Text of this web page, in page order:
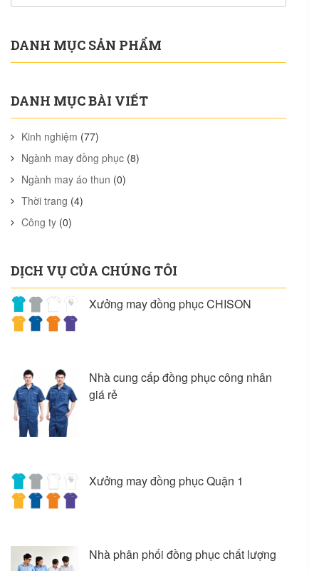
DANH MỤC SẢN PHẨM
DANH MỤC BÀI VIẾT
Kinh nghiệm (77)
Ngành may đồng phục (8)
Ngành may áo thun (0)
Thời trang (4)
Công ty (0)
DỊCH VỤ CỦA CHÚNG TÔI
Xưởng may đồng phục CHISON
Nhà cung cấp đồng phục công nhân
giá rẻ
Xưởng may đồng phục Quận 1
Nhà phân phối đồng phục chất lượng